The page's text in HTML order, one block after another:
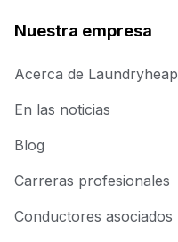
Nuestra empresa
Acerca de Laundryheap
En las noticias
Blog
Carreras profesionales
Conductores asociados